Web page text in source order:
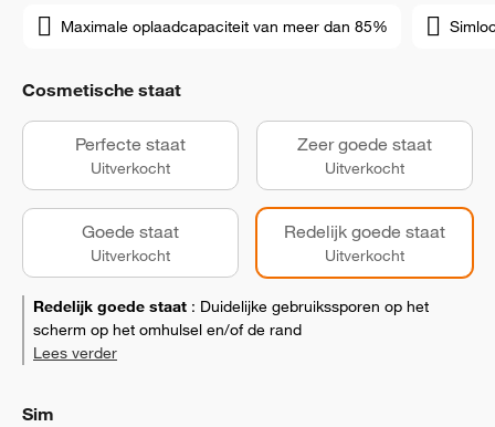
Maximale oplaadcapaciteit van meer dan 85%
Cosmetische staat
Perfecte staat
Uitverkocht
Zeer goede staat
Uitverkocht
Goede staat
Uitverkocht
Redelijk goede staat
Uitverkocht
Redelijk goede staat : Duidelijke gebruikssporen op het
scherm op het omhulsel en/of de rand
Lees verder
Sim